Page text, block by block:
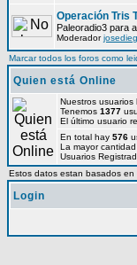
Operación Tris
Paleoradio3 para
Moderador
Marcar todos los foros como
Quien está Online
Nuestros
Tenemos 1377
El último usuario
En total hay 576
La mayor
Usuarios
Estos datos estan basados en
Login